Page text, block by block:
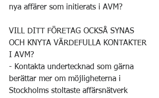
nya affärer som initierats i AVM?
VILL DITT FÖRETAG OCKSÅ SYNAS
OCH KNYTA VÄRDEFULLA KONTAKTER
I AVM?
- Kontakta undertecknad som gärna
berättar mer om möjligheterna i
Stockholms stoltaste affärsnätverk